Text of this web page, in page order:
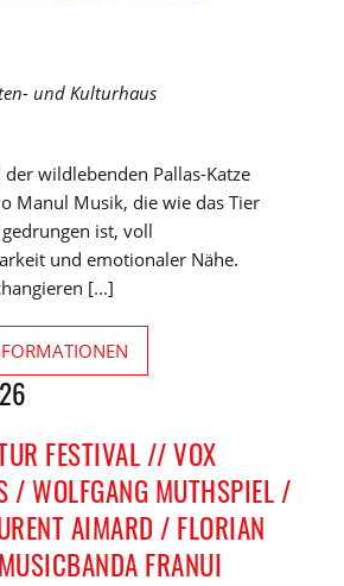
und Kulturhaus
der wildlebenden Pallas-Katze
Manul Musik, die wie das Tier
ist, voll
und emotionaler Nähe.
[...]
FESTIVAL // VOX
/ WOLFGANG MUTHSPIEL /
AIMARD / FLORIAN
FRANUI